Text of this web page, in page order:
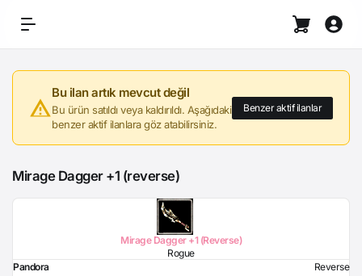
Bu ilan artık mevcut değil
Bu ürün satıldı veya kaldırıldı. Aşağıdaki
benzer aktif ilanlara göz atabilirsiniz.
Benzer aktif ilanlar
Mirage Dagger +1 (reverse)
Mirage Dagger +1 (Reverse)
Rogue
Pandora
Reverse